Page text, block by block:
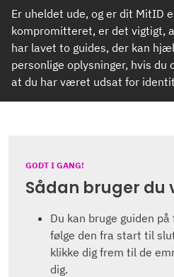
Er uheldet ude, og er dit MitID
kompromitteret, er det vigtigt,
har lavet to guides, der kan
personlige oplysninger, hvis
at du har været udsat for
GODT I GANG!
Sådan bruger du
Du kan bruge guiden
følge den fra start til
klikke dig frem til de
dig.